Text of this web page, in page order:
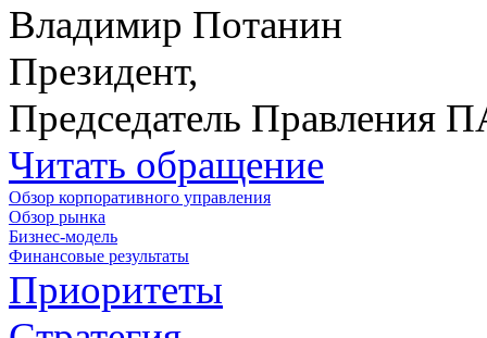
Владимир Потанин
Президент,
Председатель Правления
Читать обращение
Обзор корпоративного управления
Обзор рынка
Бизнес-модель
Финансовые результаты
Приоритеты